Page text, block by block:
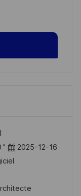
D
a
e
2025-12-16